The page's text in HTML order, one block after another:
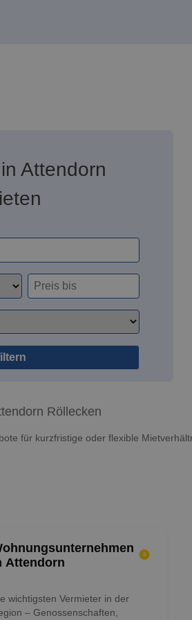
Attendorn
Röllecken
für kurzfristige oder flexible
Attendorn
wichtigsten Vermieter in der
– Genossenschaften,